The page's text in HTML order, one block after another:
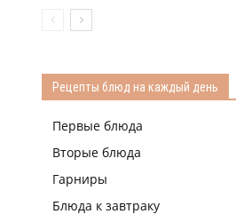
Рецепты блюд на каждый день
Первые блюда
Вторые блюда
Гарниры
Блюда к завтраку